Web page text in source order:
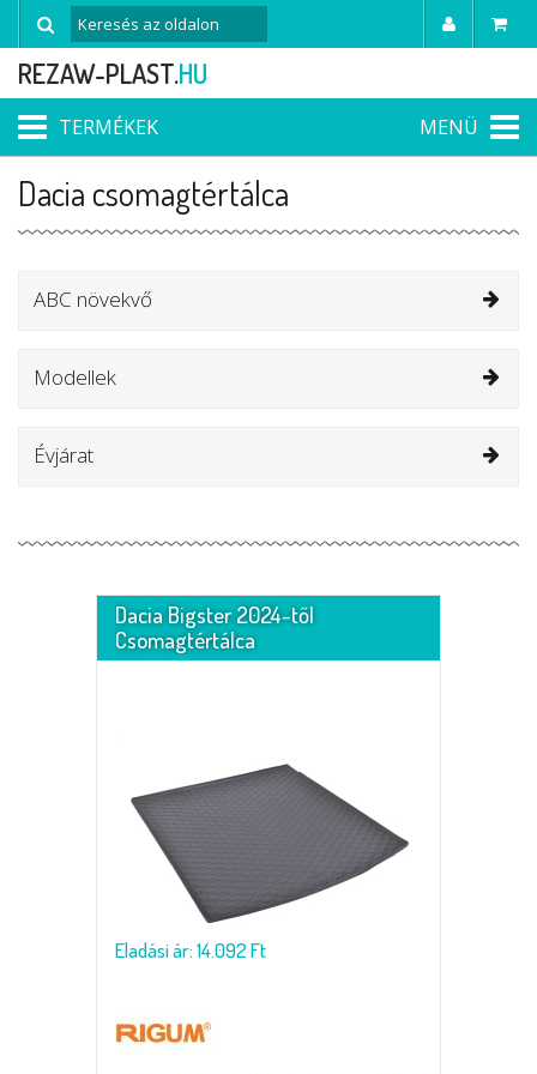
REZAW-PLAST.HU
TERMÉKEK MENÜ
Dacia csomagtértálca
ABC növekvő
Modellek
Évjárat
Dacia Bigster 2024-től
Csomagtértálca
Eladási ár: 14.092 Ft